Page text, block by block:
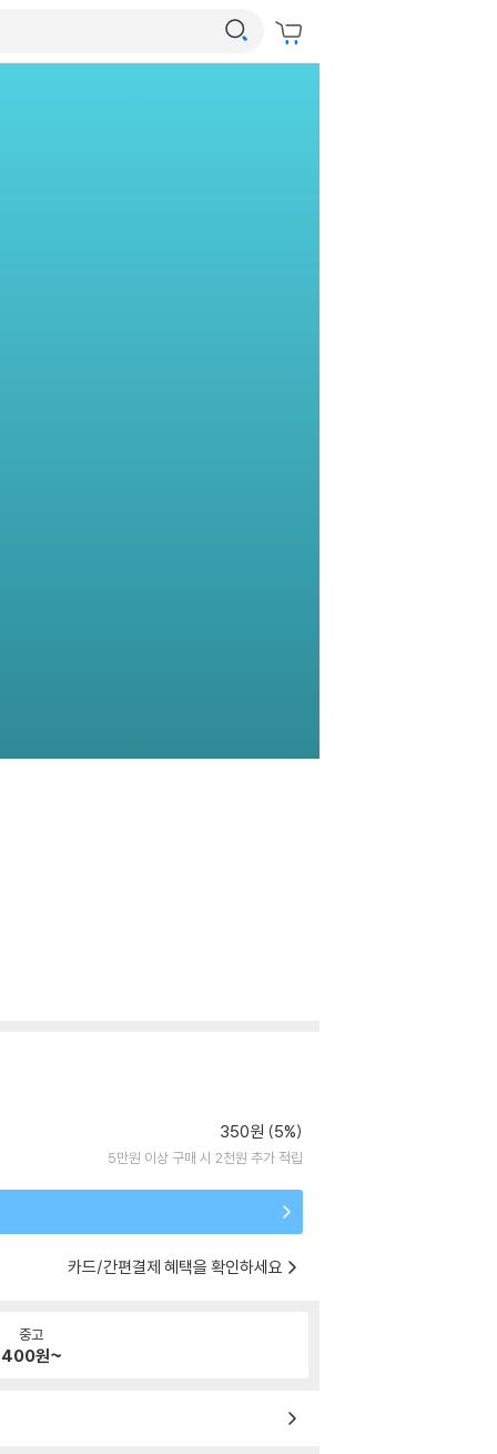
350원 (5%)
5만원 이상 구매 시 2천원 추가 적립
카드/간편결제 혜택을 확인하세요
중고
400원~